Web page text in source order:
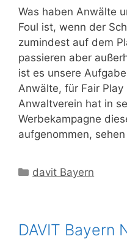
Was haben Anwälte
Foul ist, wenn der
zumindest auf dem
passieren aber
ist es unsere
Anwälte, für Fair Play
Anwaltverein hat in
Werbekampagne
aufgenommen,
Kategorien
davit Bayern
DAVIT Bayern